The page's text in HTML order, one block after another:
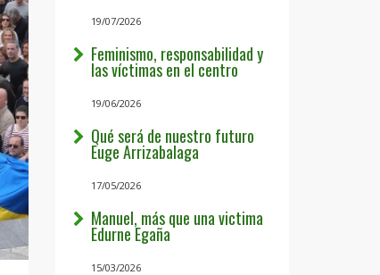
19/07/2026
Feminismo, responsabilidad y
las víctimas en el centro
19/06/2026
Qué será de nuestro futuro
Euge Arrizabalaga
17/05/2026
Manuel, más que una victima
Edurne Egaña
15/03/2026